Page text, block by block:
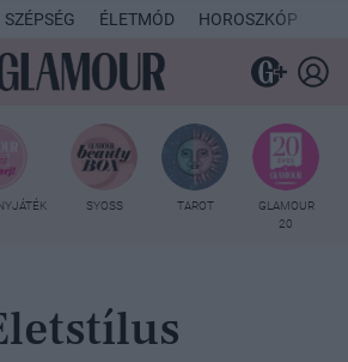
SZÉPSÉG ÉLETMÓD HOROSZKÓP
SYOSS TAROT
GLAMOUR
20